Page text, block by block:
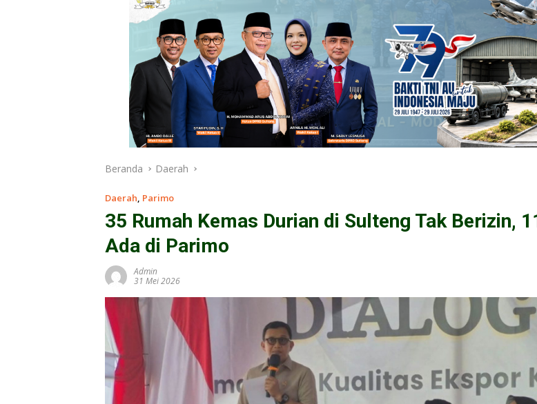
Beranda Daerah
Daerah, Parimo
35 Rumah Kemas Durian di Sulteng Tak Berizin,
Ada di Parimo
Admin
31 Mei 2026